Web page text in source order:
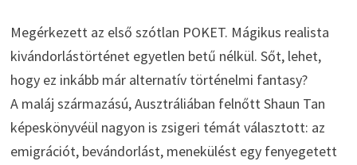
Megérkezett az első szótlan POKET. Mágikus realista
kivándorlástörténet egyetlen betű nélkül. Sőt, lehet,
hogy ez inkább már alternatív történelmi fantasy?
A maláj származású, Ausztráliában felnőtt Shaun Tan
képeskönyvéül nagyon is zsigeri témát választott: az
emigrációt, bevándorlást, menekülést egy fenyegetett